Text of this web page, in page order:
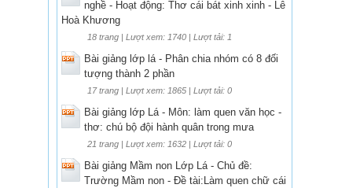
nghề - Hoạt động: Thơ cái bát xinh xinh - Lê
Hoà Khương
18 trang | Lượt xem: 1740 | Lượt tải: 1
Bài giảng lớp lá - Phân chia nhóm có 8 đối
tượng thành 2 phần
17 trang | Lượt xem: 1865 | Lượt tải: 0
Bài giảng lớp Lá - Môn: làm quen văn học -
thơ: chú bộ đội hành quân trong mưa
21 trang | Lượt xem: 1632 | Lượt tải: 0
Bài giảng Mầm non Lớp Lá - Chủ đề:
Trường Mầm non - Đề tài:Làm quen chữ cái